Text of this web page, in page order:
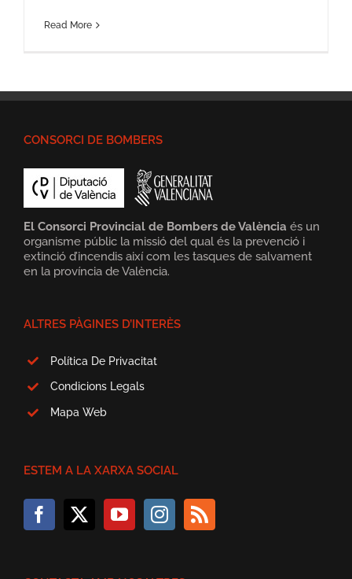
Read More
CONSORCI DE BOMBERS
El Consorci Provincial de Bombers de València és un
organisme públic la missió del qual és la prevenció i
extinció d’incendis així com les tasques de salvament
en la província de València.
ALTRES PÀGINES D’INTERÈS
Política De Privacitat
Condicions Legals
Mapa Web
ESTEM A LA XARXA SOCIAL